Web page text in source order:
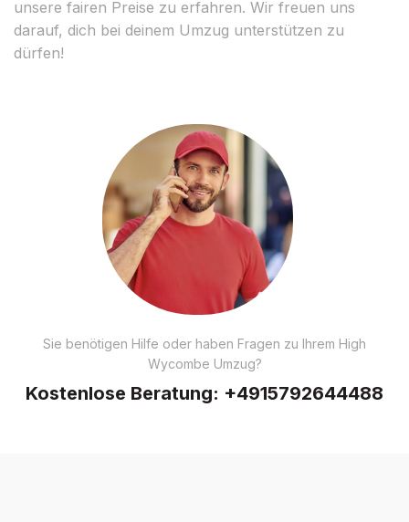
unsere fairen Preise zu erfahren. Wir freuen uns
darauf, dich bei deinem Umzug unterstützen zu
dürfen!
Sie benötigen Hilfe oder haben Fragen zu Ihrem High
Wycombe Umzug?
Kostenlose Beratung: +4915792644488